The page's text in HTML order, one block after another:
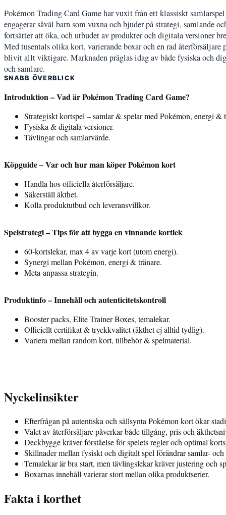
Pokémon Trading Card Game har vuxit från ett klassiskt
engagerar såväl barn som vuxna och bjuder på strategi,
fortsätter att öka, och utbudet av produkter och digitala versioner
Med tusentals olika kort, varierande boxar och en rad
blivit allt viktigare. Marknaden präglas idag av både fysiska och
och samlare.
SNABB ÖVERBLICK
Introduktion – Vad är Pokémon Trading Card Game?
Strategiskt kortspel – samlar & spelar med Pokémon, energi &
Fysiska & digitala versioner.
Tävlingar och samlarvärde.
Köpguide – Var och hur man köper Pokémon kort
Handla hos officiella återförsäljare.
Säkerställ äkthet.
Kolla produktutbud och leveransvillkor.
Spelstrategi – Tips för att bygga en vinnande kortlek
60-kortslekar, max 4 av varje kort (utom energi).
Synergi mellan Pokémon, energi & tränare.
Meta-anpassa strategin.
Produktinfo – Innehåll och autenticitetskontroll
Booster packs, Elite Trainer Boxes, temalekar.
Officiellt certifikat & tryckkvalitet (äkthet ej alltid tydlig).
Variera mellan random kort, tillbehör & spelmaterial.
Nyckelinsikter
Efterfrågan på autentiska och sällsynta Pokémon kort ökar
Valet av återförsäljare påverkar både tillgång, pris och
Deckbygge kräver förståelse för spelets regler och optimal
Skillnader mellan fysiskt och digitalt spel förändrar samlar- och
Temalekar är bra start, men tävlingslekar kräver justering och
Boxarnas innehåll varierar stort mellan olika produktserier.
Fakta i korthet